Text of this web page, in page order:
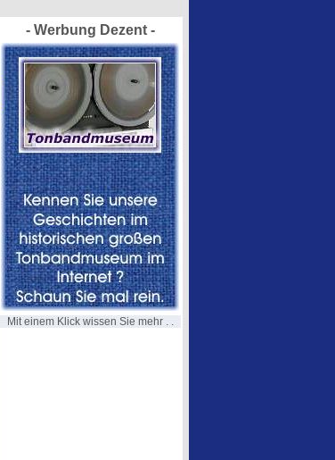
- Werbung Dezent -
Mit einem Klick wissen Sie mehr . .